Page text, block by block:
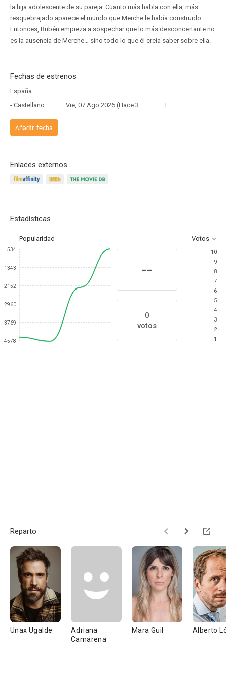
la hija adolescente de su pareja. Cuanto más habla con ella, más
resquebrajado aparece el mundo que Merche le había construido.
Entonces, Rubén empieza a sospechar que lo más desconcertante no
es la ausencia de Merche… sino todo lo que él creía saber sobre ella.
Fechas de estrenos
España:
- Castellano:
Vie, 07 Ago 2026 (Hace 3 días) Estreno
Añadir fecha
Enlaces externos
Estadísticas
Popularidad Votos
534
1343
2152
2960
3769
4578
--
0
votos
10
9
8
7
6
5
4
3
2
1
Reparto
Unax Ugalde
Adriana
Camarena
Mara Guil Alberto